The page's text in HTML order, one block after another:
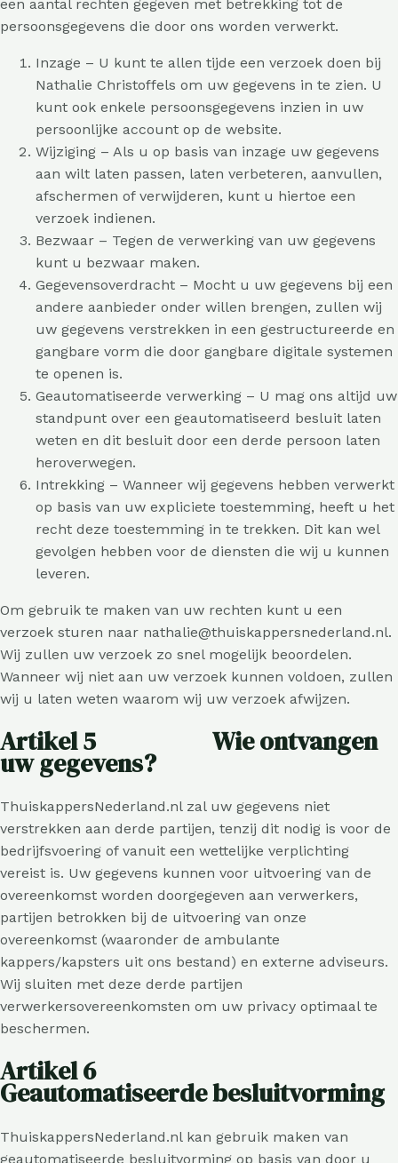
een aantal rechten gegeven met betrekking tot de
persoonsgegevens die door ons worden verwerkt.
Inzage – U kunt te allen tijde een verzoek doen bij
Nathalie Christoffels om uw gegevens in te zien. U
kunt ook enkele persoonsgegevens inzien in uw
persoonlijke account op de website.
Wijziging – Als u op basis van inzage uw gegevens
aan wilt laten passen, laten verbeteren, aanvullen,
afschermen of verwijderen, kunt u hiertoe een
verzoek indienen.
Bezwaar – Tegen de verwerking van uw gegevens
kunt u bezwaar maken.
Gegevensoverdracht – Mocht u uw gegevens bij een
andere aanbieder onder willen brengen, zullen wij
uw gegevens verstrekken in een gestructureerde en
gangbare vorm die door gangbare digitale systemen
te openen is.
Geautomatiseerde verwerking – U mag ons altijd uw
standpunt over een geautomatiseerd besluit laten
weten en dit besluit door een derde persoon laten
heroverwegen.
Intrekking – Wanneer wij gegevens hebben verwerkt
op basis van uw expliciete toestemming, heeft u het
recht deze toestemming in te trekken. Dit kan wel
gevolgen hebben voor de diensten die wij u kunnen
leveren.
Om gebruik te maken van uw rechten kunt u een
verzoek sturen naar nathalie@thuiskappersnederland.nl.
Wij zullen uw verzoek zo snel mogelijk beoordelen.
Wanneer wij niet aan uw verzoek kunnen voldoen, zullen
wij u laten weten waarom wij uw verzoek afwijzen.
Artikel 5 Wie ontvangen
uw gegevens?
ThuiskappersNederland.nl zal uw gegevens niet
verstrekken aan derde partijen, tenzij dit nodig is voor de
bedrijfsvoering of vanuit een wettelijke verplichting
vereist is. Uw gegevens kunnen voor uitvoering van de
overeenkomst worden doorgegeven aan verwerkers,
partijen betrokken bij de uitvoering van onze
overeenkomst (waaronder de ambulante
kappers/kapsters uit ons bestand) en externe adviseurs.
Wij sluiten met deze derde partijen
verwerkersovereenkomsten om uw privacy optimaal te
beschermen.
Artikel 6
Geautomatiseerde besluitvorming
ThuiskappersNederland.nl kan gebruik maken van
geautomatiseerde besluitvorming op basis van door u